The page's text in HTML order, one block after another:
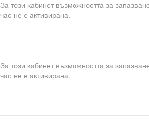
За този кабинет възможността за
час не е активирана.
За този кабинет възможността за
час не е активирана.